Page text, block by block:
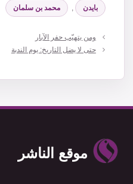
بايدن , محمد بن سلمان
ومن يتهيّب حفر الآبار
حتى لا يضل التاريخ: يوم‏ الندبة
موقع الناشر